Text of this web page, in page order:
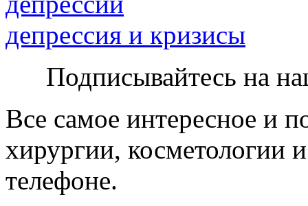
депрессия и кризисы
Подписывайтесь на
Все самое интересное и
хирургии, косметологии
телефоне.